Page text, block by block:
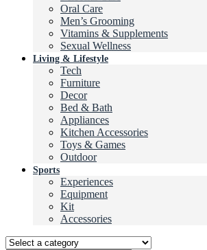
Oral Care
Men’s Grooming
Vitamins & Supplements
Sexual Wellness
Living & Lifestyle
Tech
Furniture
Decor
Bed & Bath
Appliances
Kitchen Accessories
Toys & Games
Outdoor
Sports
Experiences
Equipment
Kit
Accessories